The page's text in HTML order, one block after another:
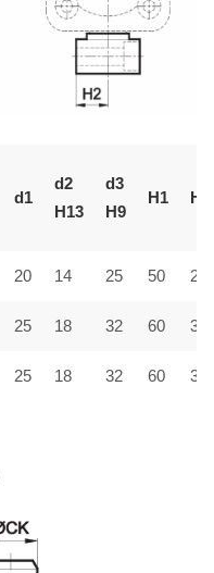
d1
d2
H13
d3
H9
H1 H2
20 14 25 50
25 18 32 60
25 18 32 60